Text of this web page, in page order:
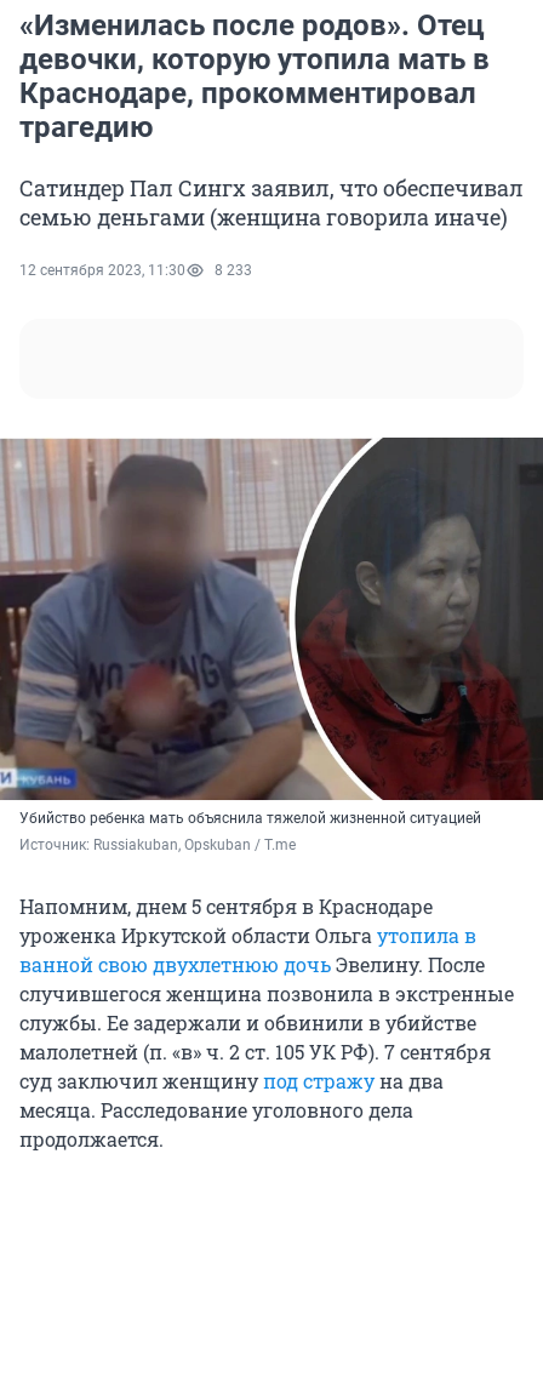
«Изменилась после родов». Отец
девочки, которую утопила мать в
Краснодаре, прокомментировал
трагедию
Сатиндер Пал Сингх заявил, что обеспечивал
семью деньгами (женщина говорила иначе)
12 сентября 2023, 11:30 8 233
Убийство ребенка мать объяснила тяжелой жизненной ситуацией
Источник: Russiakuban, Opskuban / T.me
Напомним, днем 5 сентября в Краснодаре
уроженка Иркутской области Ольгаутопила в
ванной свою двухлетнюю дочьЭвелину. После
случившегося женщина позвонила в экстренные
службы. Ее задержали и обвинили в убийстве
малолетней (п. «в» ч. 2 ст. 105 УК РФ). 7 сентября
суд заключил женщинупод стражуна два
месяца. Расследование уголовного дела
продолжается.